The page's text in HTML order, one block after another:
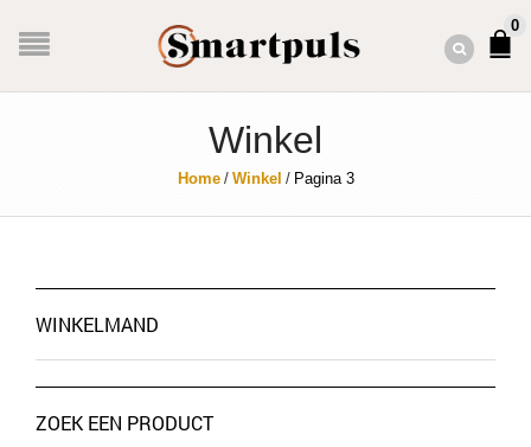
0
Winkel
Home / Winkel / Pagina 3
WINKELMAND
ZOEK EEN PRODUCT